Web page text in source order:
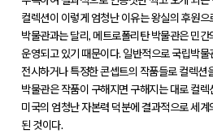
컬렉션이 이렇게 엄청난 이유는 왕실의 후원
박물관과는 달리, 메트로폴리탄 박물관은 민
운영되고 있기 때문이다. 일반적으로 국립박
전시하거나 특정한 콘셉트의 작품들로 컬렉션
박물관은 작품이 구해지면 구해지는 대로 컬
미국의 엄청난 자본력 덕분에 결과적으로 세
된 것이다.